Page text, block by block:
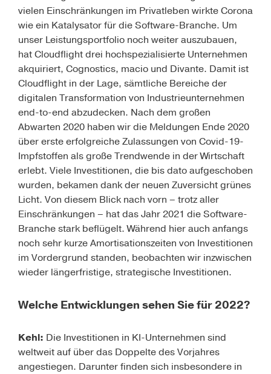
vielen Einschränkungen im Privatleben wirkte Corona
wie ein Katalysator für die Software-Branche. Um
unser Leistungsportfolio noch weiter auszubauen,
hat Cloudflight drei hochspezialisierte Unternehmen
akquiriert, Cognostics, macio und Divante. Damit ist
Cloudflight in der Lage, sämtliche Bereiche der
digitalen Transformation von Industrieunternehmen
end-to-end abzudecken. Nach dem großen
Abwarten 2020 haben wir die Meldungen Ende 2020
über erste erfolgreiche Zulassungen von Covid-19-
Impfstoffen als große Trendwende in der Wirtschaft
erlebt. Viele Investitionen, die bis dato aufgeschoben
wurden, bekamen dank der neuen Zuversicht grünes
Licht. Von diesem Blick nach vorn – trotz aller
Einschränkungen – hat das Jahr 2021 die Software-
Branche stark beflügelt. Während hier auch anfangs
noch sehr kurze Amortisationszeiten von Investitionen
im Vordergrund standen, beobachten wir inzwischen
wieder längerfristige, strategische Investitionen.
Welche Entwicklungen sehen Sie für 2022?
Kehl: Die Investitionen in KI-Unternehmen sind
weltweit auf über das Doppelte des Vorjahres
angestiegen. Darunter finden sich insbesondere in